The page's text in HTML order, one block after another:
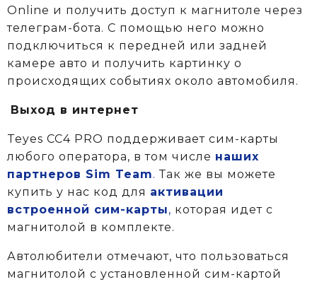
Online и получить доступ к магнитоле через
телеграм-бота. С помощью него можно
подключиться к передней или задней
камере авто и получить картинку о
происходящих событиях около автомобиля.
Выход в интернет
Teyes CC4 PRO поддерживает сим-карты
любого оператора, в том числе наших
партнеров Sim Team. Так же вы можете
купить у нас код для активации
встроенной сим-карты, которая идет с
магнитолой в комплекте.
Автолюбители отмечают, что пользоваться
магнитолой с установленной сим-картой